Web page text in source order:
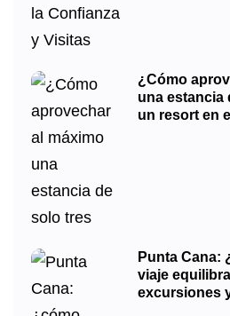
¿Cómo
una estancia
un resort en
Punta Cana:
viaje
excursiones